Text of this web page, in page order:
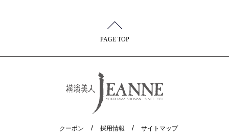
PAGE TOP
クーポン 採用情報 サイトマップ